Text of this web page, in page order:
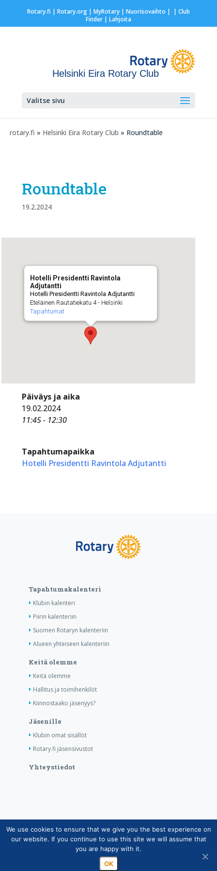
Rotary.fi | Rotary.org| MyRotary | Nuorisovaihto | | Club
Finder| Lahjoita
Helsinki Eira Rotary Club
Valitse sivu
rotary.fi » Helsinki Eira Rotary Club » Roundtable
Roundtable
19.2.2024
Hotelli Presidentti Ravintola
Adjutantti
Hotelli Presidentti Ravintola Adjutantti
Eteläinen Rautatiekatu 4 - Helsinki
Tapahtumat
Päiväys ja aika
19.02.2024
11:45 - 12:30
Tapahtumapaikka
Hotelli Presidentti Ravintola Adjutantti
Tapahtumakalenteri
Klubin kalenteri
Piirin kalenteriin
Suomen Rotaryn kalenteriin
Alueen yhteiseen kalenteriin
Keitä olemme
Keitä olemme
Hallitus ja toimihenkilöt
Kiinnostaako jäsenyys?
Jäsenille
Klubin omat sisällöt
Rotary.fi jäsensivustot
Yhteystiedot
Copyright © Suomen Rotarypalvelu ry 2026 |
Jäsentietojärjestelmän tietosuojaseloste|Henkilötietojen
käsittely Rotarytoiminnassa
We use cookies to ensure that we give you the best experience on
our website. If you continue to use this site we will assume that
you are happy with it.
OK